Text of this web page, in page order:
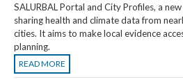
SALURBAL Portal and City Profiles, a
sharing health and climate data from
cities. It aims to make local evidence
planning.
READ MORE